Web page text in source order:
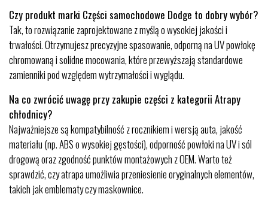
Czy produkt marki Części samochodowe Dodge to dobry wybór?
Tak, to rozwiązanie zaprojektowane z myślą o wysokiej jakości i
trwałości. Otrzymujesz precyzyjne spasowanie, odporną na UV powłokę
chromowaną i solidne mocowania, które przewyższają standardowe
zamienniki pod względem wytrzymałości i wyglądu.
Na co zwrócić uwagę przy zakupie części z kategorii Atrapy
chłodnicy?
Najważniejsze są kompatybilność z rocznikiem i wersją auta, jakość
materiału (np. ABS o wysokiej gęstości), odporność powłoki na UV i sól
drogową oraz zgodność punktów montażowych z OEM. Warto też
sprawdzić, czy atrapa umożliwia przeniesienie oryginalnych elementów,
takich jak emblematy czy maskownice.